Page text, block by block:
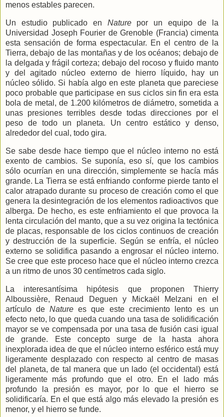
menos estables parecen.
Un estudio publicado en Naturepor un equipo de
la
Universidad Joseph Fourier de Grenoble (Francia) cimenta
esta sensación de forma espectacular. En el centro de
la
Tierra, debajo de las montañas y de los océanos; debajo de
la delgada y frágil corteza; debajo del rocoso y fluido manto
y del agitado núcleo externo de hierro líquido, hay un
núcleo sólido. Si había algo en este planeta que pareciese
poco probable que participase en sus ciclos sin fin era esta
bola de metal, de 1.200 kilómetros de diámetro, sometida a
unas presiones terribles desde todas direcciones por el
peso de todo un planeta. Un centro estático y denso,
alrededor del cual, todo gira.
Se sabe desde hace tiempo que el núcleo interno no está
exento de cambios. Se suponía, eso sí, que los cambios
sólo ocurrían en una dirección, simplemente se hacía más
grande. La Tierra se está enfriando conforme pierde tanto el
calor atrapado durante su proceso de creación como el que
genera la desintegración de los elementos radioactivos que
alberga. De hecho, es este enfriamiento el que provoca la
lenta circulación del manto, que a su vez origina la tectónica
de placas, responsable de los ciclos continuos de creación
y destrucción de la superficie. Según se enfría, el núcleo
externo se solidifica pasando a engrosar el núcleo interno.
Se cree que este proceso hace que el núcleo interno crezca
a un ritmo de unos 30 centímetros cada siglo.
La interesantísima hipótesis que proponen Thierry
Alboussière, Renaud Deguen y Mickaël Melzani en el
artículo deNature es que este crecimiento lento es un
efecto neto, lo que quedacuando una tasa de solidificación
mayor se ve compensada por una tasa de fusión casi igual
de grande. Este concepto surge de la hasta ahora
inexplorada idea de que el núcleo interno esférico está muy
ligeramente desplazado con respecto al centro de masas
del planeta, de tal manera que un lado (el occidental) está
ligeramente más profundo que el otro. En el lado más
profundo la presión es mayor, por lo que el hierro se
solidificaría. En el que está algo más elevado la presión es
menor, y el hierro se funde.